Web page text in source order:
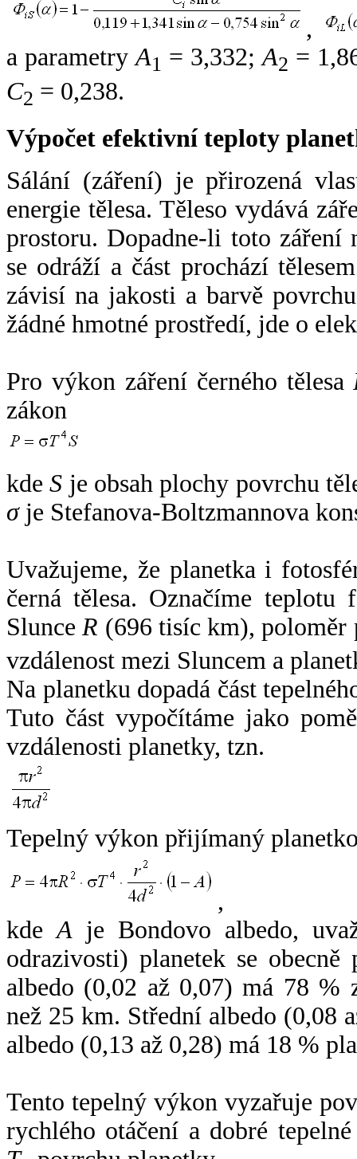
,
a parametryA1 = 3,332;A2 =
C2 = 0,238.
Výpočet efektivní teploty
Sálání (záření) je přirozená
energie tělesa. Těleso vydává
prostoru. Dopadne-li toto záření
se odráží a část prochází
závisí na jakosti a barvě
žádné hmotné prostředí, jde o
Pro výkon záření černého tělesa
zákon
kdeS je obsah plochy povrchu
σje Stefanova-Boltzmannova
Uvažujeme, že planetka i
černá tělesa. Označíme
SlunceR (696 tisíc km),
vzdálenost mezi Sluncem a
Na planetku dopadá část
Tuto část vypočítáme jako
vzdálenosti planetky, tzn.
Tepelný výkon přijímaný
,
kdeA je Bondovo albedo,
odrazivosti) planetek se
albedo (0,02 až 0,07) má 78 %
než 25 km. Střední albedo (0,08
albedo (0,13 až 0,28) má 18 %
Tento tepelný výkon vyzařuje
rychlého otáčení a dobré